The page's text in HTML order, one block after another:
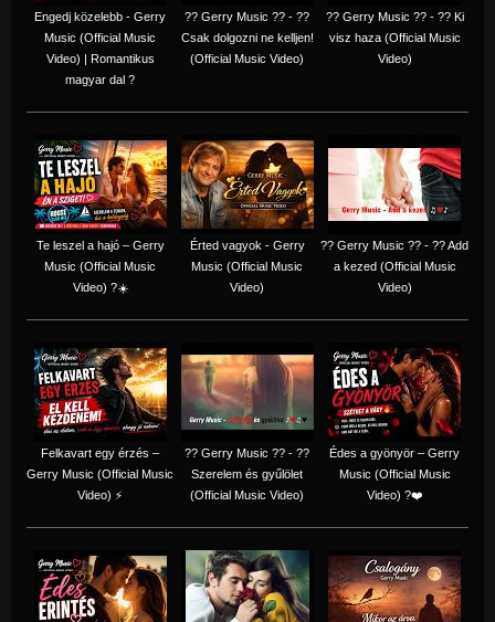
Engedj közelebb - Gerry
Music (Official Music
Video) | Romantikus
magyar dal ?
?? Gerry Music ?? - ??
Csak dolgozni ne kelljen!
(Official Music Video)
?? Gerry Music ?? - ?? Ki
visz haza (Official Music
Video)
Te leszel a hajó – Gerry
Music (Official Music
Video) ?☀️
Érted vagyok - Gerry
Music (Official Music
Video)
?? Gerry Music ?? - ?? Add
a kezed (Official Music
Video)
Felkavart egy érzés –
Gerry Music (Official Music
Video) ⚡
?? Gerry Music ?? - ??
Szerelem és gyűlölet
(Official Music Video)
Édes a gyönyör – Gerry
Music (Official Music
Video) ?❤️